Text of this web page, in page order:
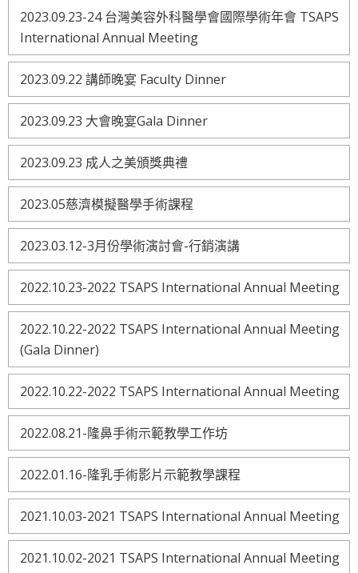
2023.09.23-24 台灣美容外科醫學會國際學術年會 TSAPS
International Annual Meeting
2023.09.22 講師晚宴 Faculty Dinner
2023.09.23 大會晚宴Gala Dinner
2023.09.23 成人之美頒獎典禮
2023.05慈濟模擬醫學手術課程
2023.03.12-3月份學術演討會-行銷演講
2022.10.23-2022 TSAPS International Annual Meeting
2022.10.22-2022 TSAPS International Annual Meeting
(Gala Dinner)
2022.10.22-2022 TSAPS International Annual Meeting
2022.08.21-隆鼻手術示範教學工作坊
2022.01.16-隆乳手術影片示範教學課程
2021.10.03-2021 TSAPS International Annual Meeting
2021.10.02-2021 TSAPS International Annual Meeting